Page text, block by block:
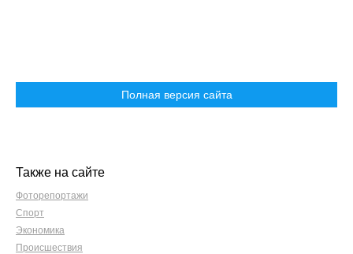
Полная версия сайта
Также на сайте
Фоторепортажи
Спорт
Экономика
Происшествия